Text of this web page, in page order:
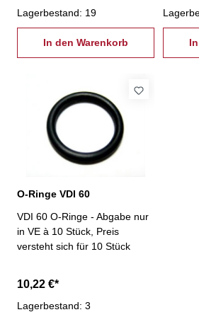
Lagerbestand: 19
In den Warenkorb
O-Ringe VDI 60
VDI 60 O-Ringe - Abgabe nur
in VE à 10 Stück, Preis
versteht sich für 10 Stück
10,22 €*
Lagerbestand: 3